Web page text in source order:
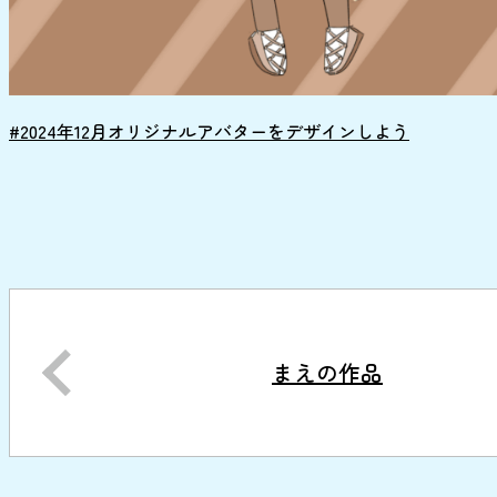
#2024年12月オリジナルアバターをデザインしよう
まえの作品